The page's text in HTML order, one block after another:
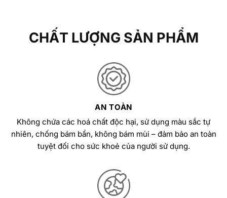
CHẤT LƯỢNG SẢN PHẨM
AN TOÀN
Không chứa các hoá chất độc hại, sử dụng màu sắc tự
nhiên, chống bám bẩn, không bám mùi – đảm bảo an toàn
tuyệt đối cho sức khoẻ của người sử dụng.